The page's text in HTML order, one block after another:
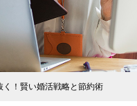
く！賢い婚活戦略と節約術